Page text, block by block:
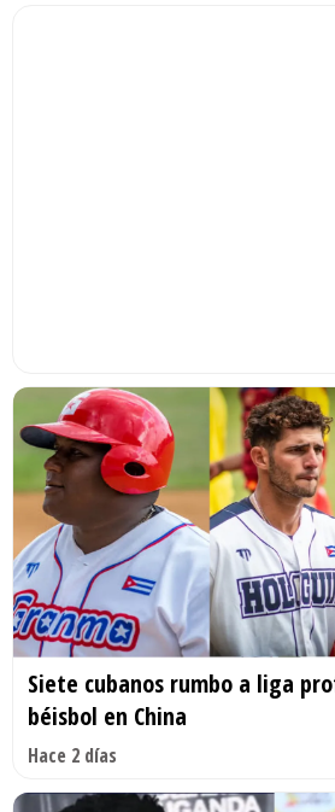
Siete cubanos rumbo a liga
béisbol en China
Hace 2 días